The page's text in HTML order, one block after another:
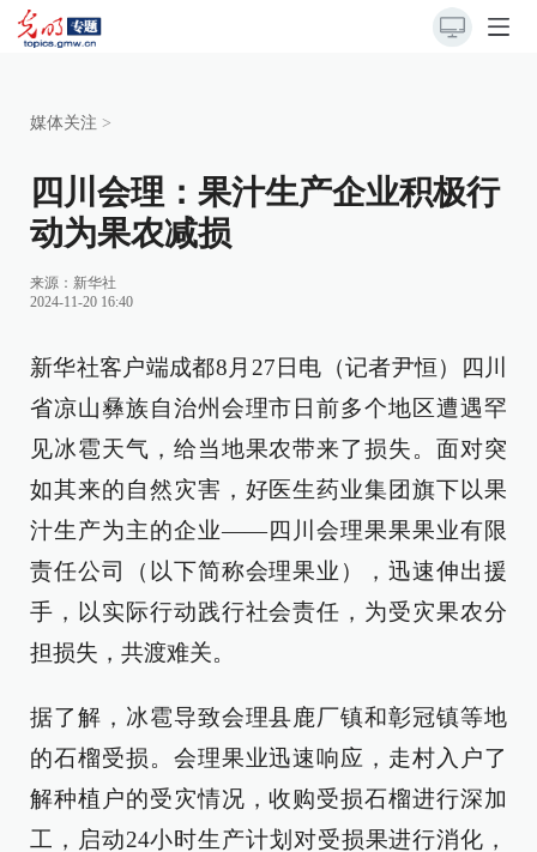
媒体关注 >
四川会理：果汁生产企业积极行
动为果农减损
来源： 新华社
2024-11-20 16:40
新华社客户端成都8月27日电（记者尹恒）四川
省凉山彝族自治州会理市日前多个地区遭遇罕
见冰雹天气，给当地果农带来了损失。面对突
如其来的自然灾害，好医生药业集团旗下以果
汁生产为主的企业——四川会理果果果业有限
责任公司（以下简称会理果业），迅速伸出援
手，以实际行动践行社会责任，为受灾果农分
担损失，共渡难关。
据了解，冰雹导致会理县鹿厂镇和彰冠镇等地
的石榴受损。会理果业迅速响应，走村入户了
解种植户的受灾情况，收购受损石榴进行深加
工，启动24小时生产计划对受损果进行消化，